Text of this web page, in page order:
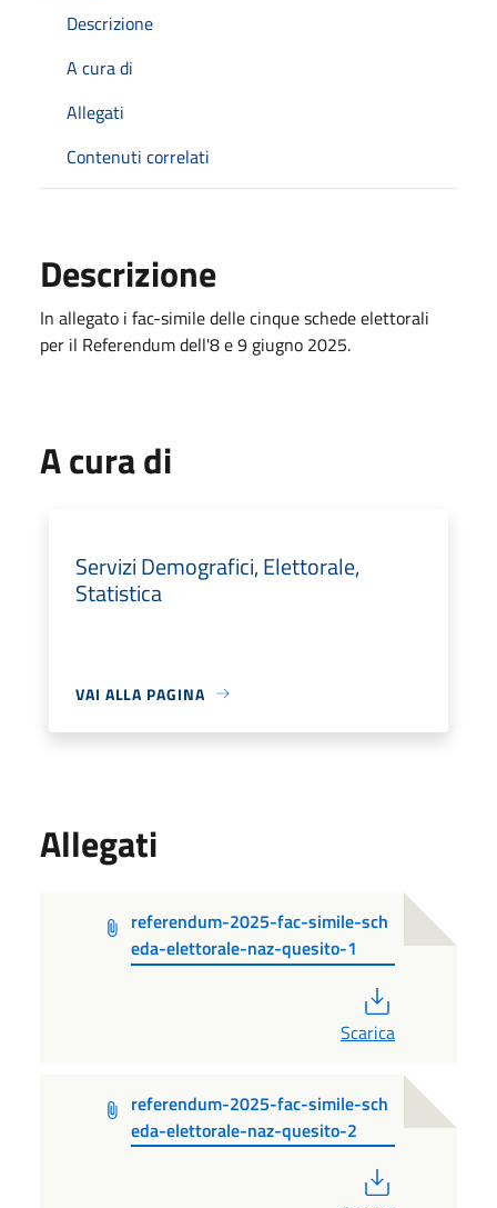
Descrizione
A cura di
Allegati
Contenuti correlati
Descrizione
In allegato i fac-simile delle cinque schede elettorali
per il Referendum dell'8 e 9 giugno 2025.
A cura di
Servizi Demografici, Elettorale,
Statistica
VAI ALLA PAGINA
Allegati
referendum-2025-fac-simile-sch
eda-elettorale-naz-quesito-1
Scarica
referendum-2025-fac-simile-sch
eda-elettorale-naz-quesito-2